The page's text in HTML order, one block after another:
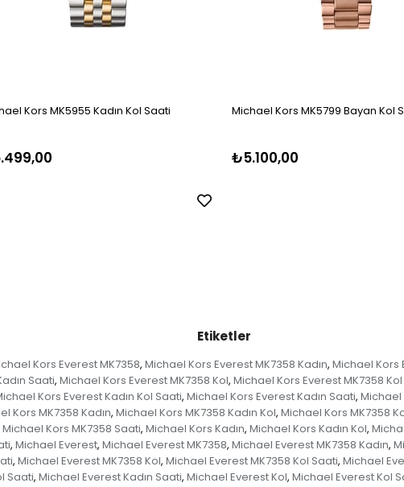
Kors MK5955 Kadın Kol Saati Michael Kors MK5799 Bayan Kol
₺5.100,00
Etiketler
Kors Everest MK7358, Michael Kors Everest MK7358 Kadın, Michael Kors
Saati, Michael Kors Everest MK7358 Kol, Michael Kors Everest MK7358
Kors Everest Kadın Kol Saati, Michael Kors Everest Kadın Saati, Michael
Kors MK7358 Kadın, Michael Kors MK7358 Kadın Kol, Michael Kors MK7358
Michael Kors MK7358 Saati, Michael Kors Kadın, Michael Kors Kadın Kol,
, Michael Everest, Michael Everest MK7358, Michael Everest MK7358 Kadın,
, Michael Everest MK7358 Kol, Michael Everest MK7358 Kol Saati, Michael
Saati, Michael Everest Kadın Saati, Michael Everest Kol, Michael Everest Kol